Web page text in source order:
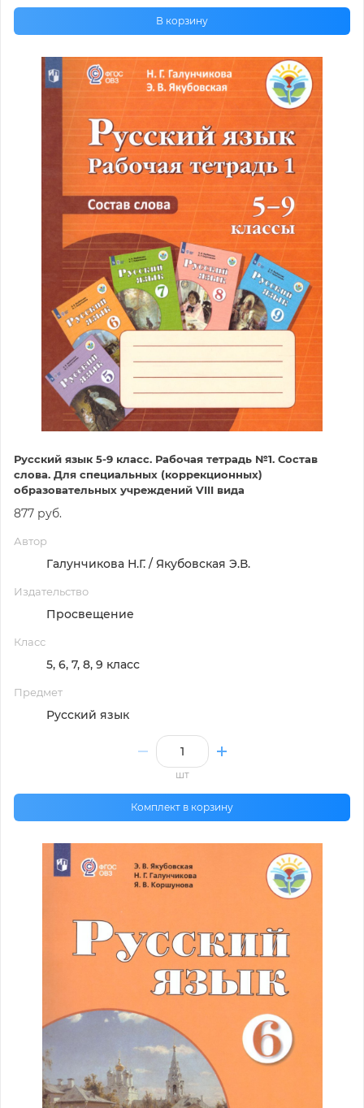
В корзину
Русский язык 5-9 класс. Рабочая тетрадь №1. Состав
слова. Для специальных (коррекционных)
образовательных учреждений VIII вида
877 руб.
Автор
Галунчикова Н.Г. / Якубовская Э.В.
Издательство
Просвещение
Класс
5, 6, 7, 8, 9 класс
Предмет
Русский язык
шт
Комплект в корзину